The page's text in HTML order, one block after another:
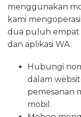
menggunakan
kami
dua puluh empat
dan aplikasi WA.
Hubungi
dalam
pemesanan
mobil.